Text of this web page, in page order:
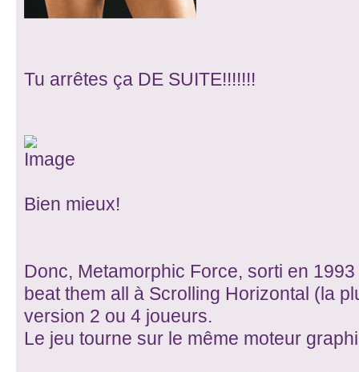
Tu arrêtes ça DE SUITE!!!!!!!
Bien mieux!
Donc, Metamorphic Force, sorti en
beat them all à Scrolling Horizontal (la
version 2 ou 4 joueurs.
Le jeu tourne sur le même moteur